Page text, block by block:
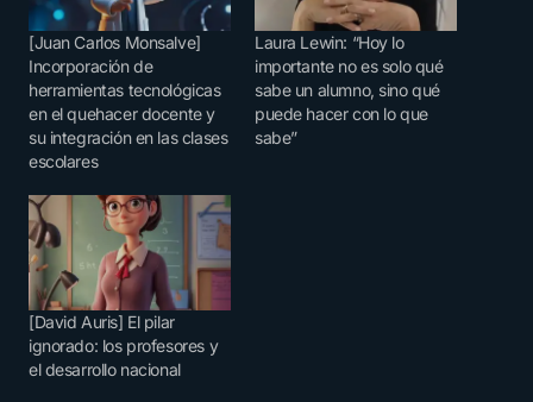
[Juan Carlos Monsalve]
Incorporación de
herramientas tecnológicas
en el quehacer docente y
su integración en las clases
escolares
Laura Lewin: “Hoy lo
importante no es solo qué
sabe un alumno, sino qué
puede hacer con lo que
sabe”
[David Auris] El pilar
ignorado: los profesores y
el desarrollo nacional